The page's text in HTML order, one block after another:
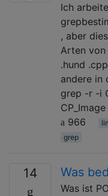
Ich
, aber
Arten
.hund
andere in
grep -r -i
966
grep
14 Was
Was ist